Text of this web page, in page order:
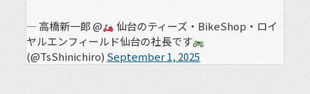
— 高橋新一郎 @
仙台のティーズ・BikeShop・ロイ
ヤルエンフィールド仙台の社長です
(@TsShinichiro) September 1, 2025